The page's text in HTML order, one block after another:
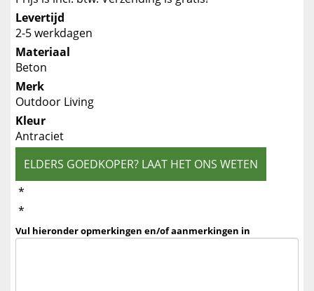
Levertijd
2-5 werkdagen
Materiaal
Beton
Merk
Outdoor Living
Kleur
Antraciet
ELDERS GOEDKOPER? LAAT HET ONS WETEN
*
*
Vul hieronder opmerkingen en/of aanmerkingen in